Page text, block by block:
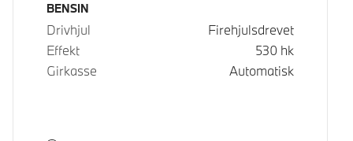
Drivstoff
BENSIN
Drivhjul
Firehjulsdrevet
Effekt
530 hk
Girkasse
Automatisk